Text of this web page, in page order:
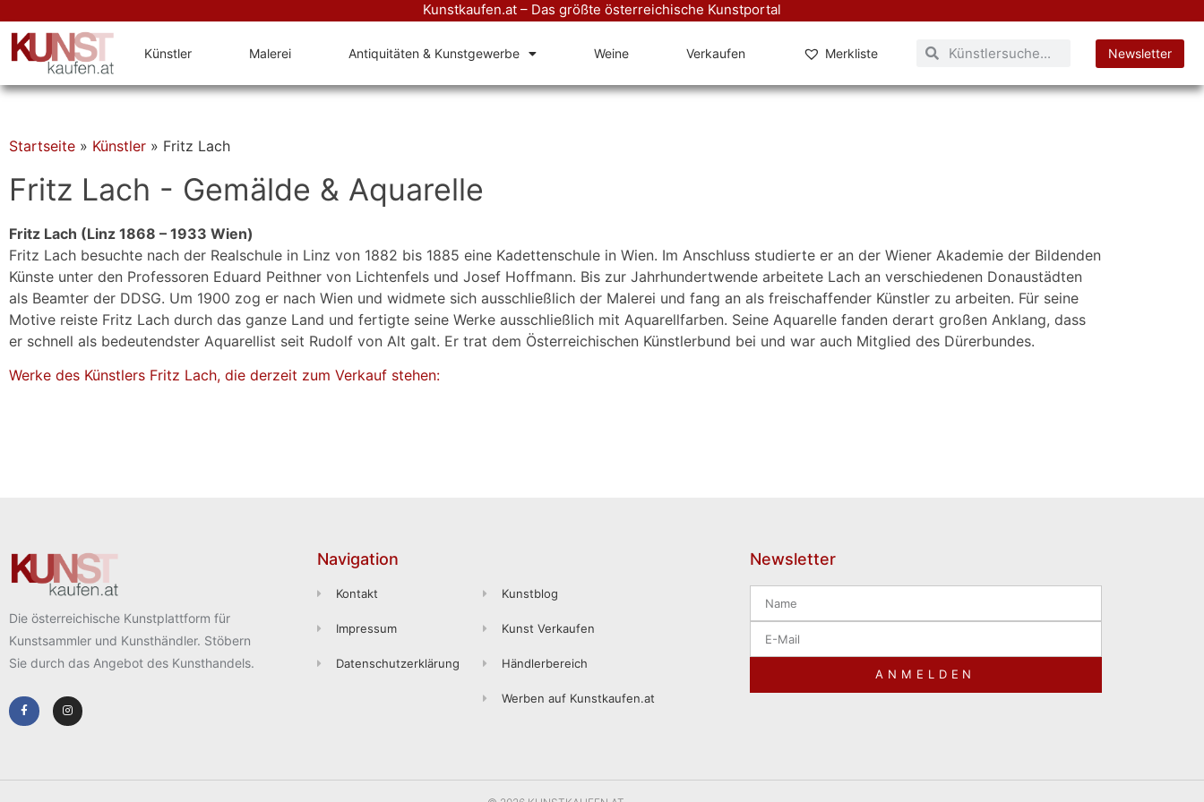
Kunstkaufen.at – Das größte österreichische Kunstportal
Künstler Malerei Antiquitäten & Kunstgewerbe Weine Verkaufen Merkliste Newsletter
Startseite » Künstler » Fritz Lach
Fritz Lach - Gemälde & Aquarelle
Fritz Lach (Linz 1868 – 1933 Wien)
Fritz Lach besuchte nach der Realschule in Linz von 1882 bis 1885 eine Kadettenschule in Wien. Im Anschluss studierte er an der Wiener Akademie der Bildenden
Künste unter den Professoren Eduard Peithner von Lichtenfels und Josef Hoffmann. Bis zur Jahrhundertwende arbeitete Lach an verschiedenen Donaustädten
als Beamter der DDSG. Um 1900 zog er nach Wien und widmete sich ausschließlich der Malerei und fang an als freischaffender Künstler zu arbeiten. Für seine
Motive reiste Fritz Lach durch das ganze Land und fertigte seine Werke ausschließlich mit Aquarellfarben. Seine Aquarelle fanden derart großen Anklang, dass
er schnell als bedeutendster Aquarellist seit Rudolf von Alt galt. Er trat dem Österreichischen Künstlerbund bei und war auch Mitglied des Dürerbundes.
Werke des Künstlers Fritz Lach, die derzeit zum Verkauf stehen:
Die österreichische Kunstplattform für
Kunstsammler und Kunsthändler. Stöbern
Sie durch das Angebot des Kunsthandels.
Navigation
Kontakt
Impressum
Datenschutzerklärung
Kunstblog
Kunst Verkaufen
Händlerbereich
Werben auf Kunstkaufen.at
Newsletter
ANMELDEN